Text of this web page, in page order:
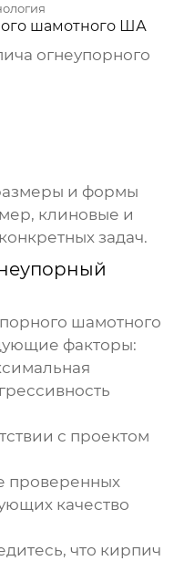
шамотного ША
огнеупорного
и формы
клиновые и
задач.
шамотного
факторы:
с проектом
проверенных
качество
что кирпич